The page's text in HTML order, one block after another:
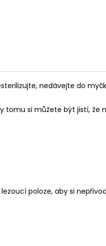
nedávejte do
tomu si můžete být jistí, že
poloze, aby si